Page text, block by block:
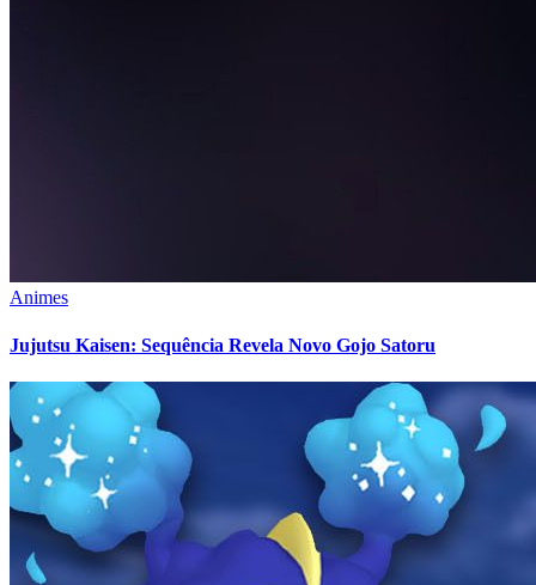
Animes
Jujutsu Kaisen: Sequência Revela Novo Gojo Satoru